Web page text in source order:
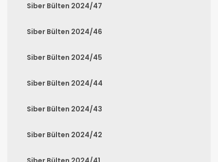
Siber Bülten 2024/47
Siber Bülten 2024/46
Siber Bülten 2024/45
Siber Bülten 2024/44
Siber Bülten 2024/43
Siber Bülten 2024/42